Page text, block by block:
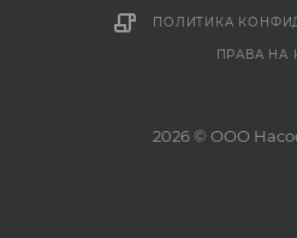
ПОЛИТИКА
ПРАВА НА
2026 © ООО